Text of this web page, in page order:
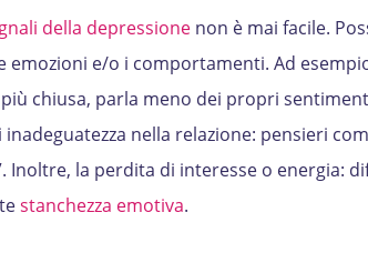
della depressionenon è mai facile.
emozioni e/o i comportamenti. Ad
chiusa, parla meno dei propri
nella relazione: pensieri
Inoltre, la perdita di interesse o energia:
stanchezza emotiva.